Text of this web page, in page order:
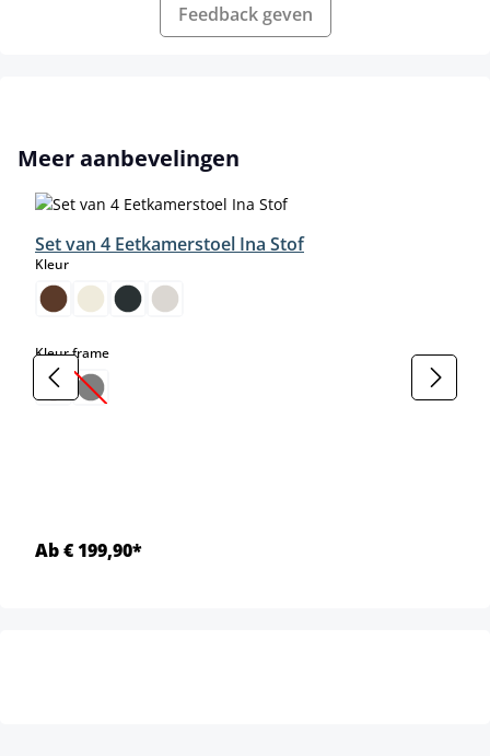
Feedback geven
Productgalerij overslaan
Meer aanbevelingen
Set van 4 Eetkamerstoel Ina Stof
Kleurselect
Kleur frameselect
(Deze optie is momenteel niet beschikbaar.)
Ab € 199,90*